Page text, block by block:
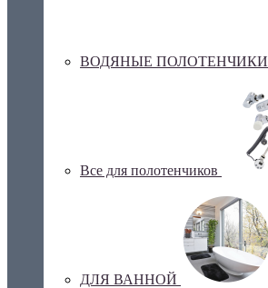
ВОДЯНЫЕ ПОЛОТЕНЧИКИ
Все для полотенчиков
ДЛЯ ВАННОЙ